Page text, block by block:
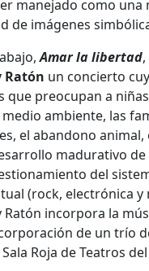
manejado como una
de imágenes
Amar la libertad
Ratón un concierto
que preocupan a
ambiente, las
el abandono animal,
madurativo
del
(rock, electrónica y
Ratón incorpora la
de un trío
Roja de Teatros del